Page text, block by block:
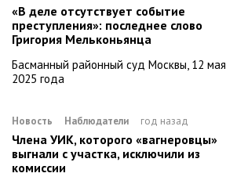
«В деле отсутствует событие
преступления»: последнее слово
Григория Мельконьянца
Басманный районный суд Москвы, 12 мая
2025 года
Новость Наблюдатели год назад
Члена УИК, которого «вагнеровцы»
выгнали с участка, исключили из
комиссии